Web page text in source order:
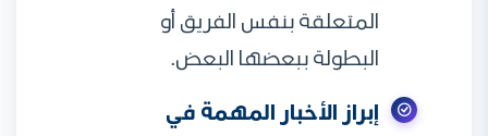
المتعلقة بنفس الفريق أو
البطولة ببعضها البعض.
إبراز الأخبار المهمة في